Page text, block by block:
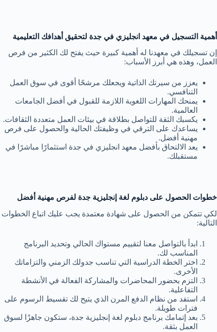
أهمية التسجيل في معهد انجليزي في جدة لتحقيق أهدافك التعليمية
إن تسجيلك في معهدنا له أهمية كبيرة حيث يفتح لك الكثير من فرص
العمل، وهذه هي أبرز الأسباب:
يعزز من سيرتك الذاتية ويجعلك مرشحًا أقوى في سوق العمل
التنافسي.
يمنحك المهارات اللغوية اللازمة للقبول في أفضل الجامعات
العالمية.
يكسبك الثقة للتواصل بطلاقة في بيئات العمل متعددة الثقافات.
يساعدك على الترقي في وظيفتك الحالية والحصول على فرص
مهنية أفضل.
يعد الالتحاق بأفضل معهد انجليزي في جدة استثمارًا مباشرًا في
مستقبلك.
خطوات الحصول على دبلوم لغة إنجليزية جدة لفرص مهنية أفضل
لكي تتمكن من الحصول على شهادة معتمدة يجب عليك اتباع الخطوات
التالية:
ابدأ بالتواصل معنا لتقييم مستواك الحالي وتحديد البرنامج
المناسب لك.
اختر الخطة الدراسية التي تناسب جدولك الزمني والتزاماتك
الأخرى.
التزم بحضور المحاضرات والمشاركة الفعالة في الأنشطة
التفاعلية.
استفد من نظام الدفع المرن الذي يتيح لك تقسيط الرسوم على
فترات طويلة.
بعد إتمامك برنامج دبلوم لغة إنجليزية جدة، ستكون جاهزًا لسوق
العمل بثقة.